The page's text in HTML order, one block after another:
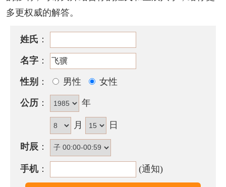
『骥』 字，为左右结构，繁体字写法为
该名字的五格笔画搭配为：
飞骥名字性格印象
性格容忍而明朗，机智聪明且判断力强，快人快语人
缘好，眼高手低，精神生活常在不安定中，天运五行
属于土者，早年有灾厄，中年后可成功发展，一展自
含飞骥的古诗词有哪些？
· 黄雀饱野粟，群
倦骧首，苍鹰愁易
多更权威的解答。
姓氏 ：
名字 ：
性别 ： 男性 女性
公历 ： 年
月 日
时辰 ：
手机： (通知)